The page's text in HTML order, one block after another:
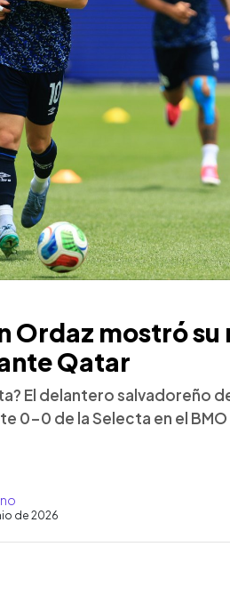
Ordaz mostró
Qatar
El delantero salvadoreño
0-0 de la Selecta en el
de 2026